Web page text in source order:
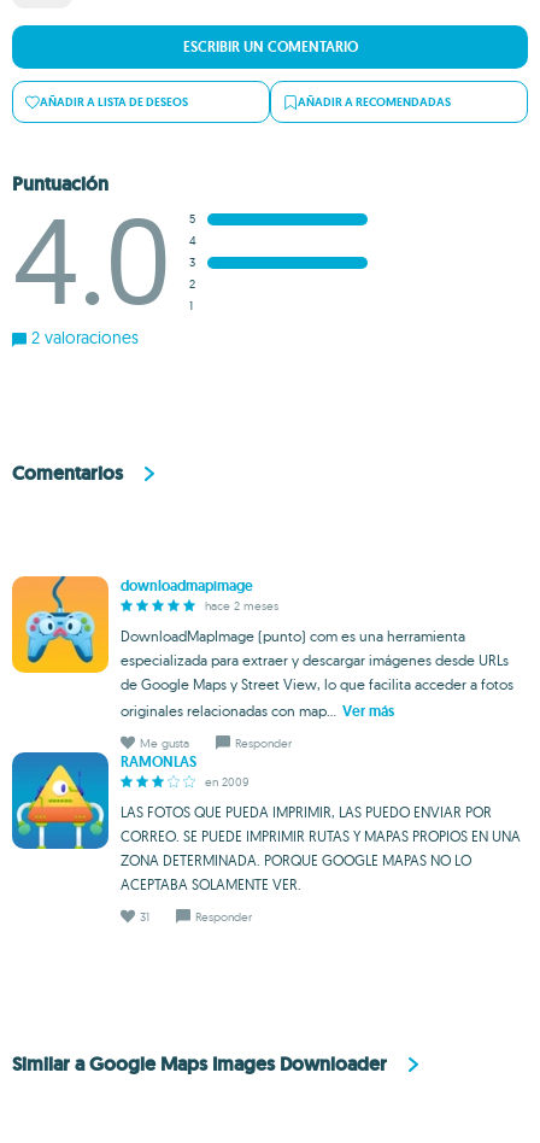
ESCRIBIR UN COMENTARIO
AÑADIR A LISTA DE DESEOS AÑADIR A RECOMENDADAS
Puntuación
4.0
5
4
3
2
1
2 valoraciones
Comentarios
downloadmapimage
hace 2 meses
DownloadMapImage (punto) com es una herramienta
especializada para extraer y descargar imágenes desde URLs
de Google Maps y Street View, lo que facilita acceder a fotos
originales relacionadas con map...
Ver más
Me gusta Responder
RAMONLAS
en 2009
LAS FOTOS QUE PUEDA IMPRIMIR, LAS PUEDO ENVIAR POR
CORREO. SE PUEDE IMPRIMIR RUTAS Y MAPAS PROPIOS EN UNA
ZONA DETERMINADA. PORQUE GOOGLE MAPAS NO LO
ACEPTABA SOLAMENTE VER.
31 Responder
Similar a Google Maps Images Downloader